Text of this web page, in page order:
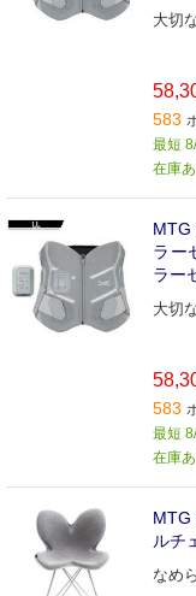
大切
583
最短
在庫あ
MTG
ラー
ラー
大切
583
最短
在庫あ
MTG
ルチ
なめ